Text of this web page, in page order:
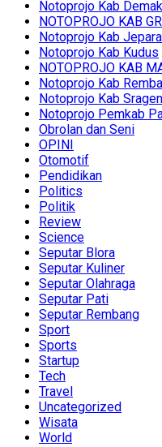
Notoprojo Kab Demak
NOTOPROJO KAB
Notoprojo Kab Jepara
Notoprojo Kab Kudus
NOTOPROJO KAB
Notoprojo Kab
Notoprojo Kab Sragen
Notoprojo Pemkab
Obrolan dan Seni
OPINI
Otomotif
Pendidikan
Politics
Politik
Review
Science
Seputar Blora
Seputar Kuliner
Seputar Olahraga
Seputar Pati
Seputar Rembang
Sport
Sports
Startup
Tech
Travel
Uncategorized
Wisata
World